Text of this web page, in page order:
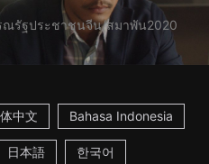
ณรัฐประชาชนจีน/สมาพัน2020
中文 Bahasa Indonesia
日本語 한국어